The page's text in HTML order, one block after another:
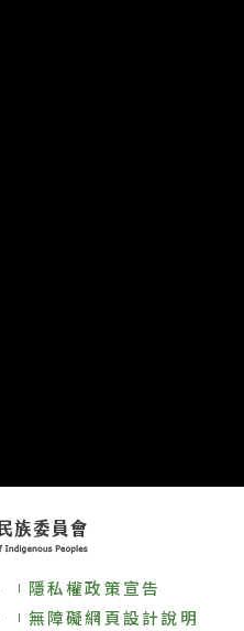
隱私權政策宣告
無障礙網頁設計說明